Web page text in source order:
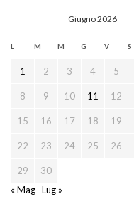
Giugno 2026
L M M G V S
1 2 3 4 5
8 9 10 11 12
15 16 17 18 19
22 23 24 25 26
29
30
« Mag Lug »